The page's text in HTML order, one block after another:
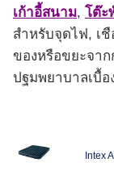
เก้าอี้สนาม, โต๊ะ
สำหรับจุดไฟ, เชื
ของหรือขยะจา
ปฐมพยาบาลเบื้อ
Intex